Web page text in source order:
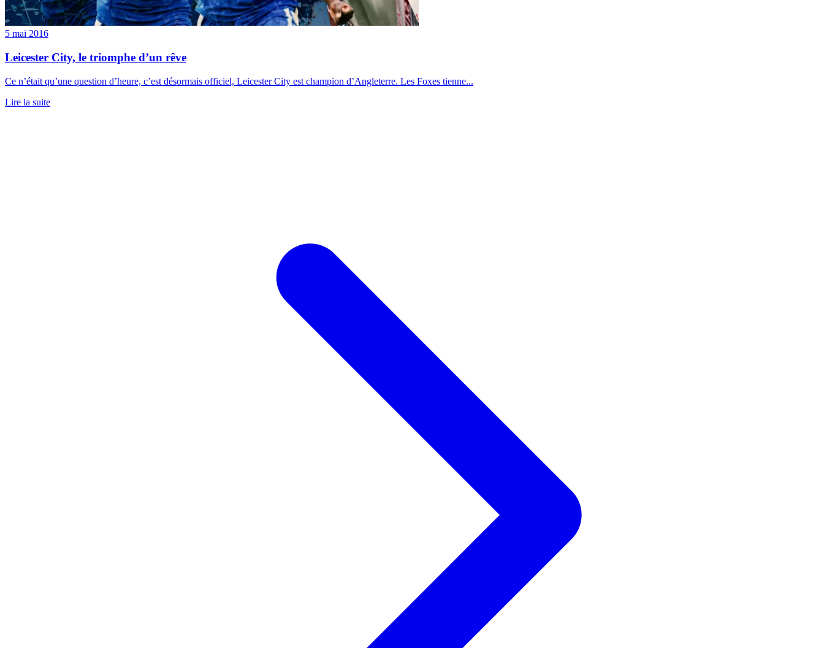
5 mai 2016
Leicester City, le triomphe d’un rêve
Ce n’était qu’une question d’heure, c’est désormais officiel, Leicester City est champion d’Angleterre. Les Foxes tienne...
Lire la suite